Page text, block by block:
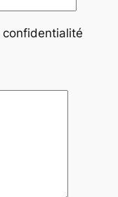
confidentialité